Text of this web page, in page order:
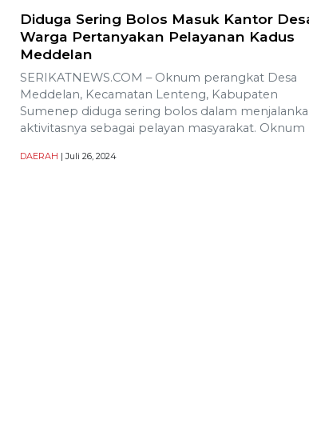
Diduga Sering Bolos Masuk Kantor
Warga Pertanyakan Pelayanan Kadus
Meddelan
SERIKATNEWS.COM – Oknum perangkat Desa
Meddelan, Kecamatan Lenteng, Kabupaten
Sumenep diduga sering bolos dalam
aktivitasnya sebagai pelayan masyarakat. Oknum
DAERAH | Juli 26, 2024